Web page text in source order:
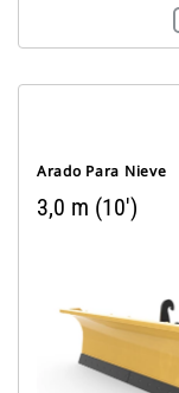
Arado Para Nieve
3,0 m (10')